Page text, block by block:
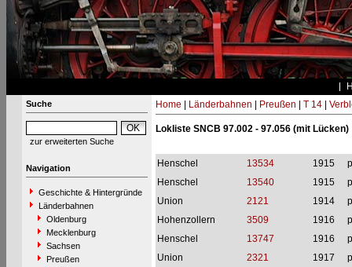
Suche
zur erweiterten Suche
Navigation
Geschichte & Hintergründe
Länderbahnen
Oldenburg
Mecklenburg
Sachsen
Preußen
Home Länderbahnen Preußen T 14|
Lokliste SNCB 97.002 - 97.056 (mit Lücken)
Henschel 13534 1915
Henschel
13540 1915
Union
2121 1914
Hohenzollern
3509 1916
Henschel
13747 1916
Union
2321 1917